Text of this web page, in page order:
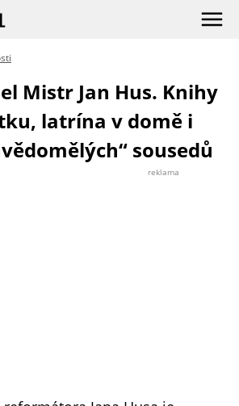
Mistr Jan Hus. Knihy
latrína v domě i
sousedů
reklama